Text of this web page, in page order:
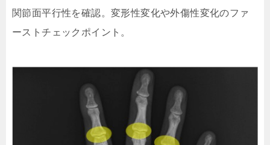
関節面平行性を確認。変形性変化や外傷性変化のファ
ーストチェックポイント。